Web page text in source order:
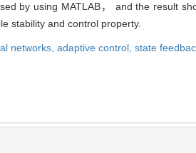
by using MATLAB， and the result
stability and control property.
networks, adaptive control, state